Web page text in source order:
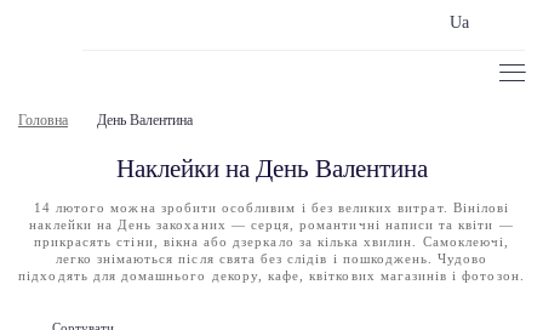
Ua
Головна День Валентина
Наклейки на День Валентина
14 лютого можна зробити особливим і без великих витрат. Вінілові
наклейки на День закоханих — серця, романтичні написи та квіти —
прикрасять стіни, вікна або дзеркало за кілька хвилин. Самоклеючі,
легко знімаються після свята без слідів і пошкоджень. Чудово
підходять для домашнього декору, кафе, квіткових магазинів і фотозон.